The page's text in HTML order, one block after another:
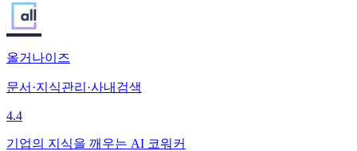
올거나이즈
문서·지식관리·사내검색
4.4
기업의 지식을 깨우는 AI 코워커